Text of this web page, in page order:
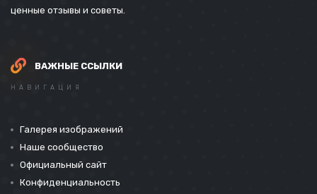
ценные отзывы и советы.
ВАЖНЫЕ ССЫЛКИ
НАВИГАЦИЯ
Галерея изображений
Наше сообщество
Официальный сайт
Конфиденциальность